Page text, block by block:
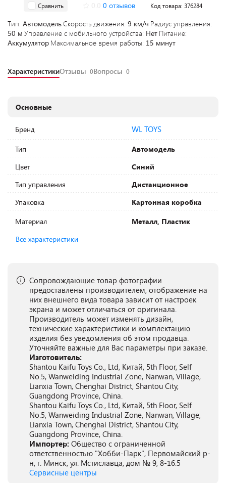
Сравнить 0 отзывов Код товара: 376284
Тип: АвтомодельСкорость движения: 9 км/ч Радиус управления:
50 м Управление с мобильного устройства: Нет Питание:
Аккумулятор Максимальное время работы: 15 минут
ХарактеристикиОтзывы 0Вопросы 0
Основные
Бренд WL TOYS
Тип
Автомодель
Цвет
Синий
Тип управления
Дистанционное
Упаковка
Картонная коробка
Материал
Металл, Пластик
Все характеристики
Сопровождающие товар фотографии
предоставлены производителем, отображение на
них внешнего вида товара зависит от настроек
экрана и может отличаться от оригинала.
Производитель может изменять дизайн,
технические характеристики и комплектацию
изделия без уведомления об этом продавца.
Уточняйте важные для Вас параметры при заказе.
Изготовитель:
Shantou Kaifu Toys Co., Ltd, Китай, 5th Floor, Self
No.5, Wanweiding Industrial Zone, Nanwan, Village,
Lianxia Town, Chenghai District, Shantou City,
Guangdong Province, China.
Shantou Kaifu Toys Co., Ltd, Китай, 5th Floor, Self
No.5, Wanweiding Industrial Zone, Nanwan, Village,
Lianxia Town, Chenghai District, Shantou City,
Guangdong Province, China.
Импортер: Общество с ограниченной
ответственностью "Хобби-Парк", Первомайский р-
н, г. Минск, ул. Мстиславца, дом № 9, 8-16.5
Сервисные центры